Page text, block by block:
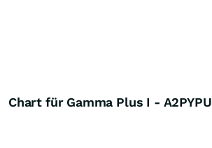
Chart für Gamma Plus I - A2PYPU